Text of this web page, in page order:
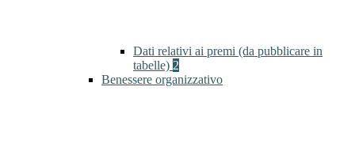
Dati relativi ai premi (da pubblicare in
tabelle) 2
Benessere organizzativo